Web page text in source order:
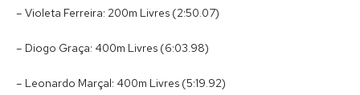
– Violeta Ferreira: 200m Livres (2:50.07)
– Diogo Graça: 400m Livres (6:03.98)
– Leonardo Marçal: 400m Livres (5:19.92)